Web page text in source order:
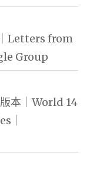
Letters from
Group
本｜World 14
｜